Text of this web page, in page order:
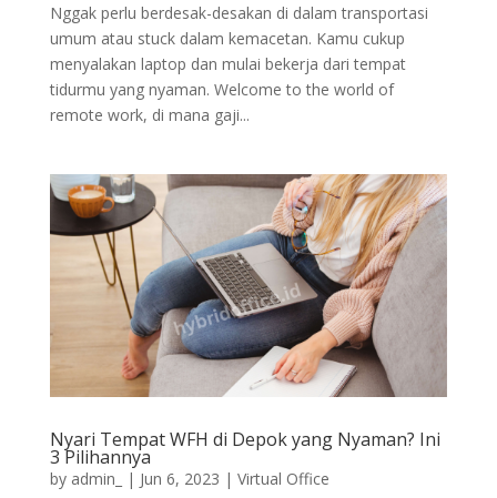
Nggak perlu berdesak-desakan di dalam transportasi
umum atau stuck dalam kemacetan. Kamu cukup
menyalakan laptop dan mulai bekerja dari tempat
tidurmu yang nyaman. Welcome to the world of
remote work, di mana gaji...
Nyari Tempat WFH di Depok yang Nyaman? Ini
3 Pilihannya
by admin_ | Jun 6, 2023 | Virtual Office